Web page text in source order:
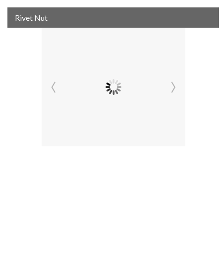
Rivet Nut